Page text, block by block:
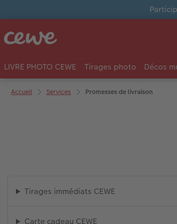
LIVRE PHOTO CEWE Tirages photo Décos
Accueil Services Promesses de livraison
Tirages immédiats CEWE
Carte cadeau CEWE